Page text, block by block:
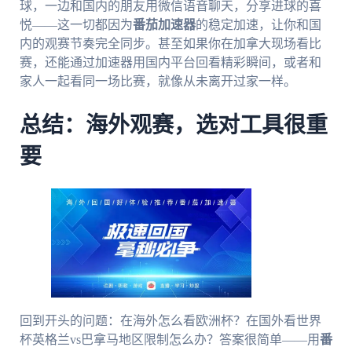
球，一边和国内的朋友用微信语音聊天，分享进球的喜
悦——这一切都因为番茄加速器的稳定加速，让你和国
内的观赛节奏完全同步。甚至如果你在加拿大现场看比
赛，还能通过加速器用国内平台回看精彩瞬间，或者和
家人一起看同一场比赛，就像从未离开过家一样。
总结：海外观赛，选对工具很重
要
回到开头的问题：在海外怎么看欧洲杯？在国外看世界
杯英格兰vs巴拿马地区限制怎么办？答案很简单——用番